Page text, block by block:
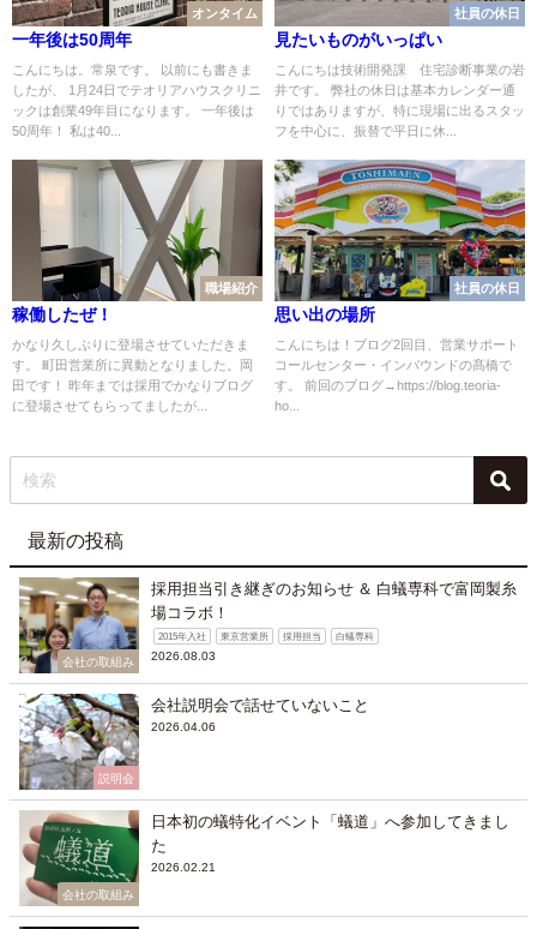
オンタイム
一年後は50周年
こんにちは。常泉です。 以前にも書きま
したが、 1月24日でテオリアハウスクリニ
ックは創業49年目になります。 一年後は
50周年！ 私は40...
社員の休日
見たいものがいっぱい
こんにちは技術開発課 住宅診断事業の岩
井です。 弊社の休日は基本カレンダー通
りではありますが、特に現場に出るスタッ
フを中心に、振替で平日に休...
職場紹介
稼働したぜ！
かなり久しぶりに登場させていただきま
す。 町田営業所に異動となりました。岡
田です！ 昨年までは採用でかなりブログ
に登場させてもらってましたが...
社員の休日
思い出の場所
こんにちは！ブログ2回目、営業サポート
コールセンター・インバウンドの髙橋で
す。 前回のブログ→https://blog.teoria-
ho...
最新の投稿
会社の取組み
採用担当引き継ぎのお知らせ ＆ 白蟻専科で富岡製糸
場コラボ！
2015年入社 東京営業所 採用担当 白蟻専科
2026.08.03
説明会
会社説明会で話せていないこと
2026.04.06
会社の取組み
日本初の蟻特化イベント「蟻道」へ参加してきまし
た
2026.02.21